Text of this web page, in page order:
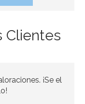
Clientes
¡Se el